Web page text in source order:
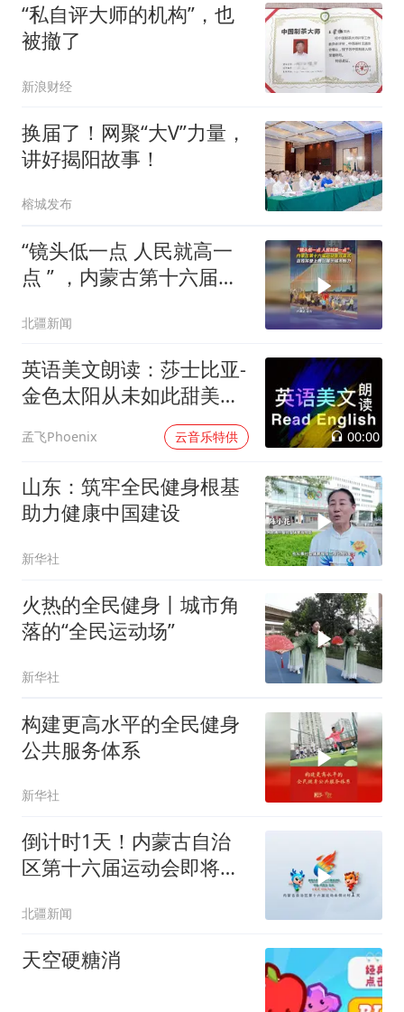
“私自评大师的机构”，也
被撤了
新浪财经
换届了！网聚“大V”力量，
讲好揭阳故事！
榕城发布
“镜头低一点 人民就高一
点 ” ，内蒙古第十六届运
台展示城市魅力#内蒙古
十六运#媒体原创#媒体精
选计划#内蒙古自治区第
十六届运动会
北疆新闻
英语美文朗读：莎士比亚-
金色太阳从未如此甜美吻
孟飞Phoenix 云音乐特供 00:00
山东：筑牢全民健身根基
助力健康中国建设
新华社
火热的全民健身丨城市角
落的“全民运动场”
新华社
构建更高水平的全民健身
公共服务体系
新华社
倒计时1天！内蒙古自治
区第十六届运动会即将启
北疆新闻
天空硬糖消